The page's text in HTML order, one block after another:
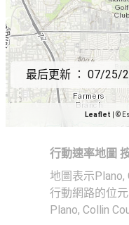
Leaflet ©
最后更新 ： 07/25/
行動速率地圖
地圖表示Plano,
行動網路的位
Plano, Collin